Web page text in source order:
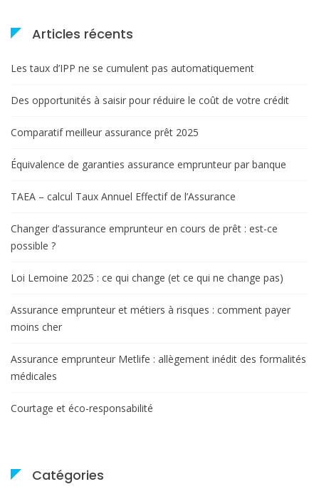
Articles récents
Les taux d’IPP ne se cumulent pas automatiquement
Des opportunités à saisir pour réduire le coût de votre crédit
Comparatif meilleur assurance prêt 2025
Équivalence de garanties assurance emprunteur par banque
TAEA – calcul Taux Annuel Effectif de l’Assurance
Changer d’assurance emprunteur en cours de prêt : est-ce
possible ?
Loi Lemoine 2025 : ce qui change (et ce qui ne change pas)
Assurance emprunteur et métiers à risques : comment payer
moins cher
Assurance emprunteur Metlife : allègement inédit des formalités
médicales
Courtage et éco-responsabilité
Catégories